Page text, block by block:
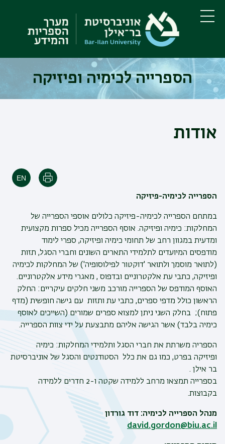
לתוכן
העיקרי
לתפריט
ניווט
ראשי
תפריט
הספרייה לכימיה ופיזיקה
אודות
הדפסה
הספרייה לכימיה-פיזיקה
במתחם הספרייה לכימיה-פיזיקה כלולים אוספי הספרייה של
המחלקות: כימיה ופיזיקה. אוסף הספרייה מכיל ספרות מקצועית
ומדעית במגוון רחב של תחומי כימיה ופיזיקה, ספרי לימוד
מודפסים המיועדים לתלמידי התארים השונים וחברי הסגל, תזות
(לתואר מוסמך ולתואר 'דוקטור לפילוסופיה') של המחלקות לכימיה
ופיזיקה, כתבי עת אלקטרוניים ובדפוס , מאגרי מידע אלקטרוניים.
האוסף המודפס של הספרייה מורכב משני חלקים עיקריים: החלק
הראשון כולל מדפי ספרים, כתבי עת ותזות עם גישה חופשית (מדף
פתוח); בחלק השני ניתן למצוא ספרים שמורים (השייכים לאוסף
כימיה בלבד) אשר הגישה אליהם מתבצעת על ידי צוות הספרייה.
הספריה משרתת את חברי הסגל ותלמידי המחלקות: כימיה
ופיזיקה בפרט, כמו גם את כלל הסטודנטים והסגל של אוניברסיטת
בר אילן .
בספרייה תמצאו מרחב ללמידה שקטה ו-2 חדרים ללמידה
בקבוצות.
מנהל הספרייה לכימיה: דוד גורדון
david.gordon@biu.ac.il